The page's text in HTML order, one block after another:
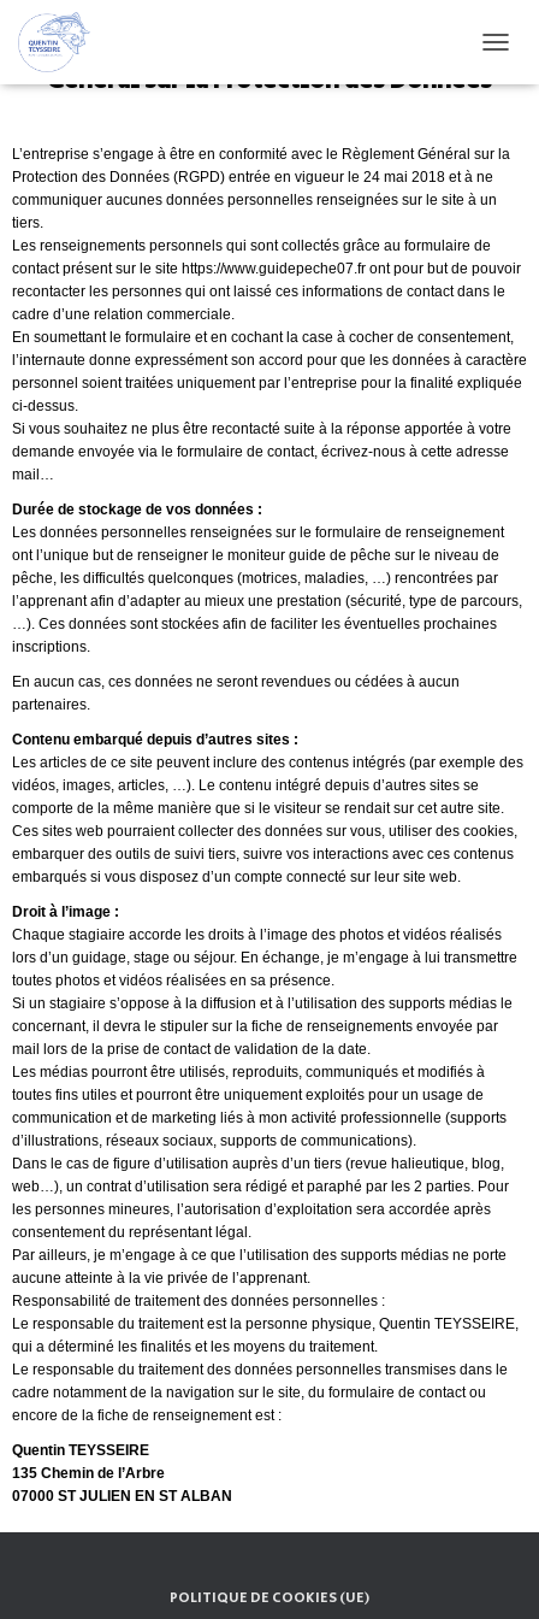
Politique
de confidentialité et Règlement
Général sur la Protection des Données
L’entreprise s’engage à être en conformité avec le Règlement Général sur la
Protection des Données (RGPD) entrée en vigueur le 24 mai 2018 et à ne
communiquer aucunes données personnelles renseignées sur le site à un
tiers.
Les renseignements personnels qui sont collectés grâce au formulaire de
contact présent sur le site https://www.guidepeche07.fr ont pour but de pouvoir
recontacter les personnes qui ont laissé ces informations de contact dans le
cadre d’une relation commerciale.
En soumettant le formulaire et en cochant la case à cocher de consentement,
l’internaute donne expressément son accord pour que les données à caractère
personnel soient traitées uniquement par l’entreprise pour la finalité expliquée
ci-dessus.
Si vous souhaitez ne plus être recontacté suite à la réponse apportée à votre
demande envoyée via le formulaire de contact, écrivez-nous à cette adresse
mail…
Durée de stockage de vos données :
Les données personnelles renseignées sur le formulaire de renseignement
ont l’unique but de renseigner le moniteur guide de pêche sur le niveau de
pêche, les difficultés quelconques (motrices, maladies, …) rencontrées par
l’apprenant afin d’adapter au mieux une prestation (sécurité, type de parcours,
…). Ces données sont stockées afin de faciliter les éventuelles prochaines
inscriptions.
En aucun cas, ces données ne seront revendues ou cédées à aucun
partenaires.
Contenu embarqué depuis d’autres sites :
Les articles de ce site peuvent inclure des contenus intégrés (par exemple des
vidéos, images, articles, …). Le contenu intégré depuis d’autres sites se
comporte de la même manière que si le visiteur se rendait sur cet autre site.
Ces sites web pourraient collecter des données sur vous, utiliser des cookies,
embarquer des outils de suivi tiers, suivre vos interactions avec ces contenus
embarqués si vous disposez d’un compte connecté sur leur site web.
Droit à l’image :
Chaque stagiaire accorde les droits à l’image des photos et vidéos réalisés
lors d’un guidage, stage ou séjour. En échange, je m’engage à lui transmettre
toutes photos et vidéos réalisées en sa présence.
Si un stagiaire s’oppose à la diffusion et à l’utilisation des supports médias le
concernant, il devra le stipuler sur la fiche de renseignements envoyée par
mail lors de la prise de contact de validation de la date.
Les médias pourront être utilisés, reproduits, communiqués et modifiés à
toutes fins utiles et pourront être uniquement exploités pour un usage de
communication et de marketing liés à mon activité professionnelle (supports
d’illustrations, réseaux sociaux, supports de communications).
Dans le cas de figure d’utilisation auprès d’un tiers (revue halieutique, blog,
web…), un contrat d’utilisation sera rédigé et paraphé par les 2 parties. Pour
les personnes mineures, l’autorisation d’exploitation sera accordée après
consentement du représentant légal.
Par ailleurs, je m’engage à ce que l’utilisation des supports médias ne porte
aucune atteinte à la vie privée de l’apprenant.
Responsabilité de traitement des données personnelles :
Le responsable du traitement est la personne physique, Quentin TEYSSEIRE,
qui a déterminé les finalités et les moyens du traitement.
Le responsable du traitement des données personnelles transmises dans le
cadre notamment de la navigation sur le site, du formulaire de contact ou
encore de la fiche de renseignement est :
Quentin TEYSSEIRE
135 Chemin de l’Arbre
07000 ST JULIEN EN ST ALBAN
POLITIQUE DE COOKIES (UE)